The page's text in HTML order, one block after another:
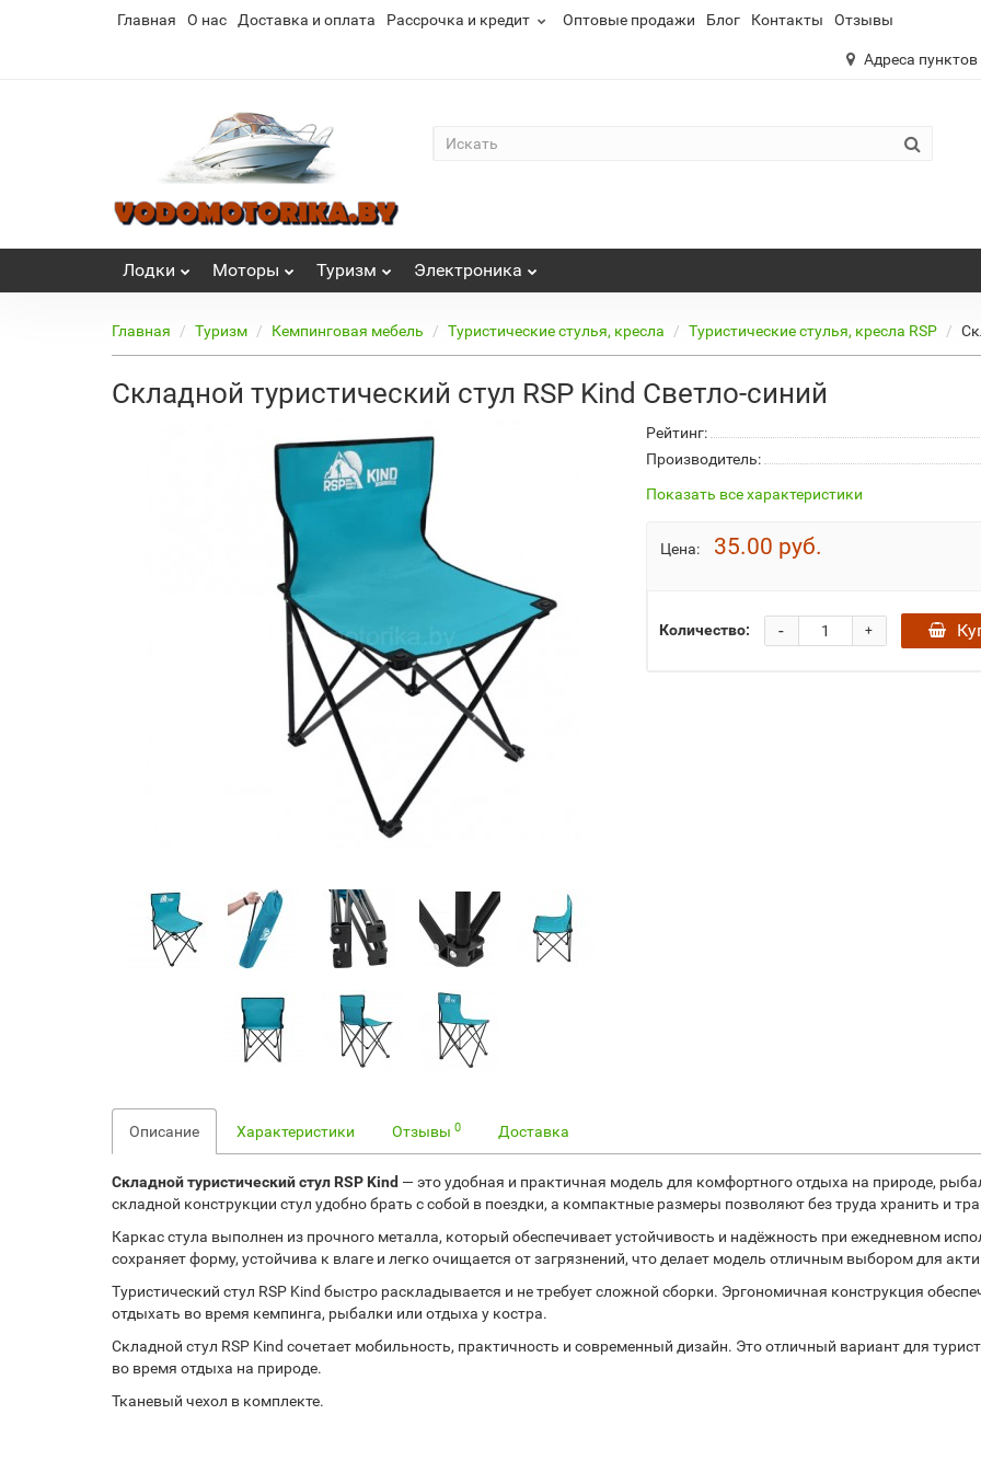
Главная О нас Доставка и оплата Рассрочка и кредит Оптовые продажи Блог Контакты Отзывы
Адреса
Лoдки Моторы Туризм Электроника
Главная Туризм Кемпинговая мебель Туристические стулья, кресла Туристические стулья, кресла RSP
Складной туристический стул RSP Kind Светло-синий
Рейтинг:
Производитель:
Показать все характеристики
Цена: 35.00 руб.
Количество: +
-
Описание Характеристики Отзывы 0 Доставка
Складной туристический стул RSP Kind — это удобная и практичная модель для комфортного отдыха на природе,
складной конструкции стул удобно брать с собой в поездки, а компактные размеры позволяют без труда хранить и
Каркас стула выполнен из прочного металла, который обеспечивает устойчивость и надёжность при ежедневном
сохраняет форму, устойчива к влаге и легко очищается от загрязнений, что делает модель отличным выбором для
Туристический стул RSP Kind быстро раскладывается и не требует сложной сборки. Эргономичная конструкция
отдыхать во время кемпинга, рыбалки или отдыха у костра.
Складной стул RSP Kind сочетает мобильность, практичность и современный дизайн. Это отличный вариант для
во время отдыха на природе.
Тканевый чехол в комплекте.